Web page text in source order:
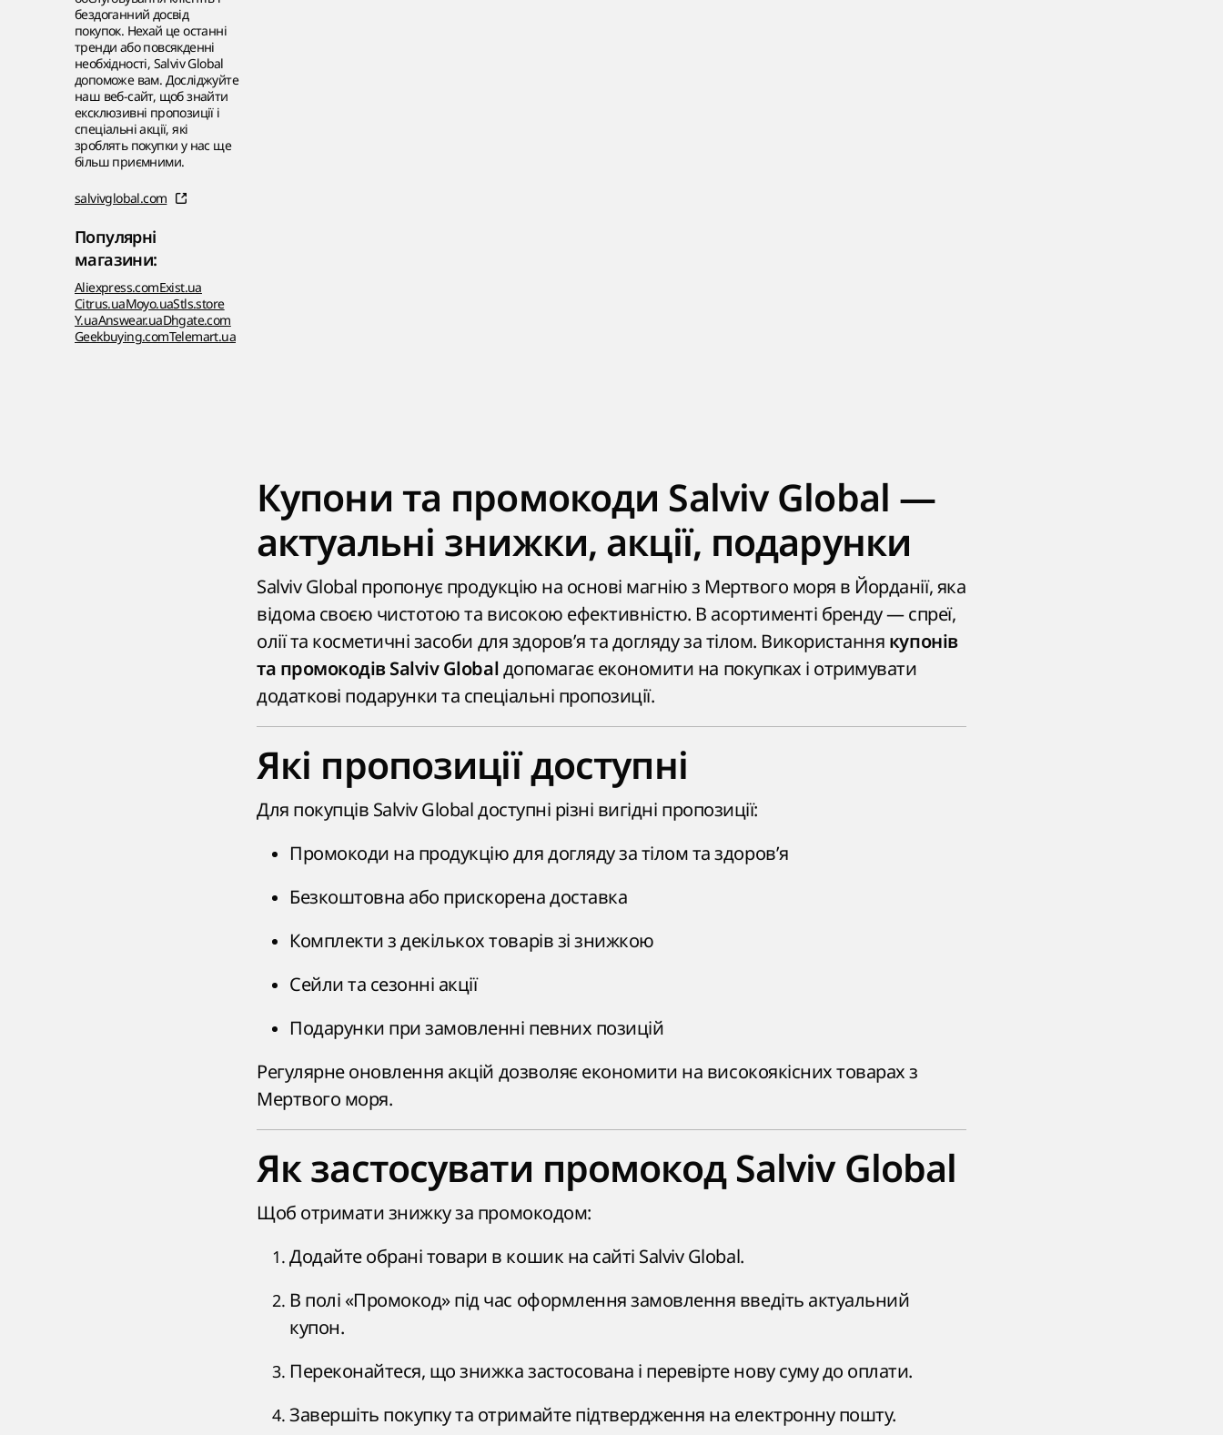
бездоганний досвід
покупок. Нехай це останні
тренди або повсякденні
необхідності, Salviv Global
допоможе вам. Досліджуйте
наш веб-сайт, щоб знайти
ексклюзивні пропозиції і
спеціальні акції, які
зроблять покупки у нас ще
більш приємними.
salvivglobal.com
Популярні
магазини:
Aliexpress.comExist.ua
Citrus.uaMoyo.uaStls.store
Y.uaAnswear.uaDhgate.com
Geekbuying.comTelemart.ua
Купони та промокоди Salviv Global —
актуальні знижки, акції, подарунки
Salviv Global пропонує продукцію на основі магнію з Мертвого моря в Йорданії, яка
відома своєю чистотою та високою ефективністю. В асортименті бренду — спреї,
олії та косметичні засоби для здоров’я та догляду за тілом. Використання купонів
та промокодів Salviv Global допомагає економити на покупках і отримувати
додаткові подарунки та спеціальні пропозиції.
Які пропозиції доступні
Для покупців Salviv Global доступні різні вигідні пропозиції:
Промокоди на продукцію для догляду за тілом та здоров’я
Безкоштовна або прискорена доставка
Комплекти з декількох товарів зі знижкою
Сейли та сезонні акції
Подарунки при замовленні певних позицій
Регулярне оновлення акцій дозволяє економити на високоякісних товарах з
Мертвого моря.
Як застосувати промокод Salviv Global
Щоб отримати знижку за промокодом:
Додайте обрані товари в кошик на сайті Salviv Global.
В полі «Промокод» під час оформлення замовлення введіть актуальний
купон.
Переконайтеся, що знижка застосована і перевірте нову суму до оплати.
Завершіть покупку та отримайте підтвердження на електронну пошту.